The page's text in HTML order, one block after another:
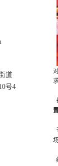
道
号4